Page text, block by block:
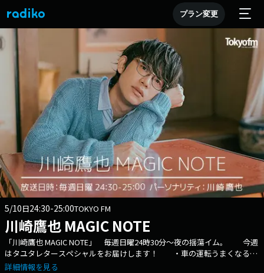
プラン変更
5/10日24:30-25:00TOKYO FM
川崎鷹也 MAGIC NOTE
「川崎鷹也 MAGIC NOTE」 毎週日曜24時30分～夜の揺蕩イム。 今週
はタユタレタースペシャルをお届けします！ ・車の運転うまくなるに
は・・・？ ・〇〇〇をやめた！ ・名古屋で有名な"アノ"喫茶店知って
詳細情報を見る